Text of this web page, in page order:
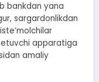
bankdan yana
sargardonlikdan
apparatiga
amaliy